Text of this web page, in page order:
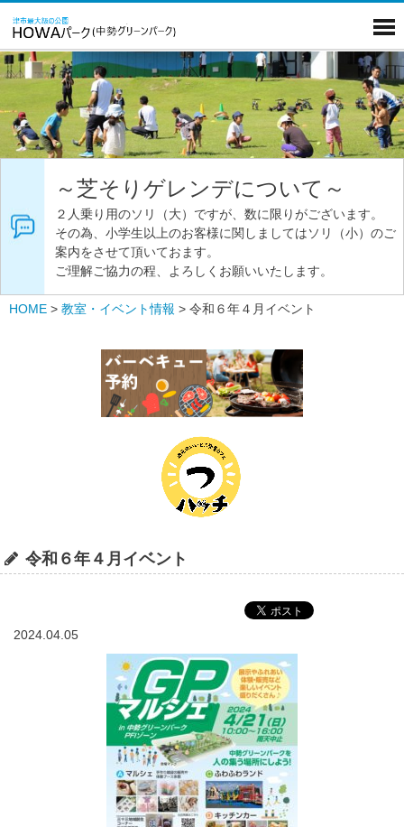
～芝そりゲレンデについて～
２人乗り用のソリ（大）ですが、数に限りがございます。
その為、小学生以上のお客様に関しましてはソリ（小）のご
案内をさせて頂いておます。
ご理解ご協力の程、よろしくお願いいたします。
HOME > 教室・イベント情報 > 令和６年４月イベント
令和６年４月イベント
2024.04.05